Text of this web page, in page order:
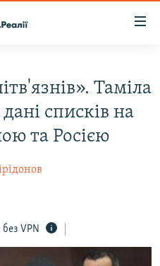
Таміла
списків на
та Росією
VPN